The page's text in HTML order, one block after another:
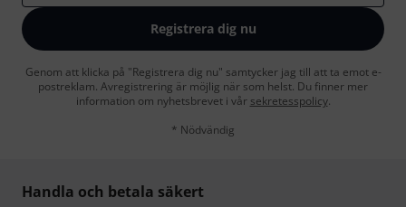
Registrera dig nu
Genom att klicka på "Registrera dig nu" samtycker jag till att ta emot e-
postreklam. Avregistrering är möjlig när som helst. Du finner mer
information om nyhetsbrevet i vår sekretesspolicy.
* Nödvändig
Handla och betala säkert